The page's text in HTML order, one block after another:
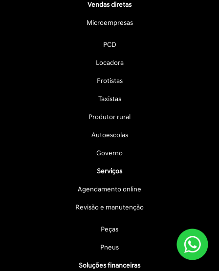
Vendas diretas
Microempresas
PCD
Locadora
Frotistas
Taxistas
Produtor rural
Autoescolas
Governo
Serviços
Agendamento online
Revisão e manutenção
Peças
Pneus
Soluções financeiras